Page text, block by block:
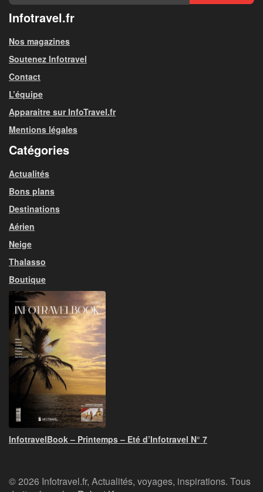
Infotravel.fr
Nos magazines
Soutenez Infotravel
Contact
L’équipe
Apparaitre sur InfoTravel.fr
Mentions légales
Catégories
Actualités
Bons plans
Destinations
Aérien
Neige
Thalasso
Boutique
InfotravelBook – Printemps – Eté d’Infotravel N° 7
© 2026 Infotravel.fr, Actualités, voyages, inspirations. Tous